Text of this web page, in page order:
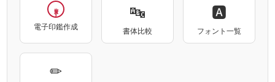
費やす
電子印鑑作成
🔤
書体比較
🅰
フォント一覧
✏